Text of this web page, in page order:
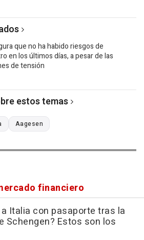
que no ha habido riesgos de
en los últimos días, a pesar de las
de tensión
estos temas
Aagesen
financiero
Italia con pasaporte tras la
Schengen? Estos son los